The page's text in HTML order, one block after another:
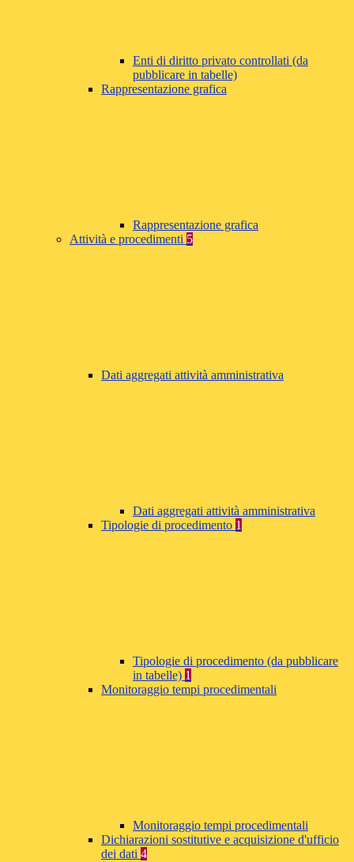
Enti di diritto privato controllati (da
pubblicare in tabelle)
Rappresentazione grafica
Rappresentazione grafica
Attività e procedimenti 5
Dati aggregati attività amministrativa
Dati aggregati attività amministrativa
Tipologie di procedimento 1
Tipologie di procedimento (da pubblicare
in tabelle) 1
Monitoraggio tempi procedimentali
Monitoraggio tempi procedimentali
Dichiarazioni sostitutive e acquisizione d'ufficio
dei dati 4